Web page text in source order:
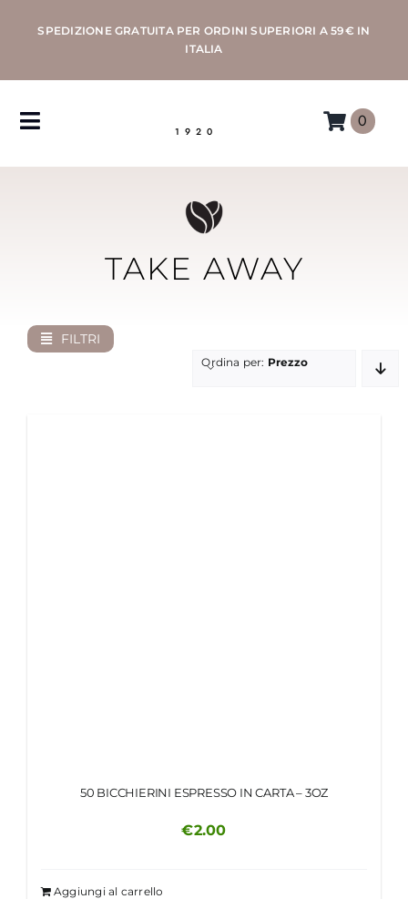
SPEDIZIONE GRATUITA PER ORDINI SUPERIORI A 59€ IN
ITALIA
1920
Toggle
Navigation
PROFESSIONAL
0
TAKE AWAY
FILTRI
Ordina per: Prezzo
50 BICCHIERINI ESPRESSO IN CARTA – 3OZ
€2.00
Aggiungi al carrello